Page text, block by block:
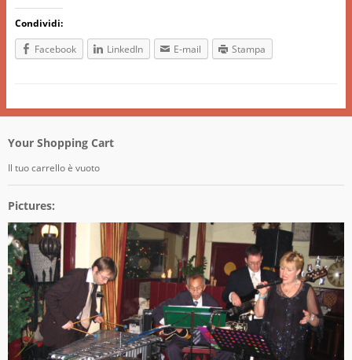
Condividi:
Facebook
LinkedIn E-mail Stampa
Your Shopping Cart
Il tuo carrello è vuoto
Pictures: